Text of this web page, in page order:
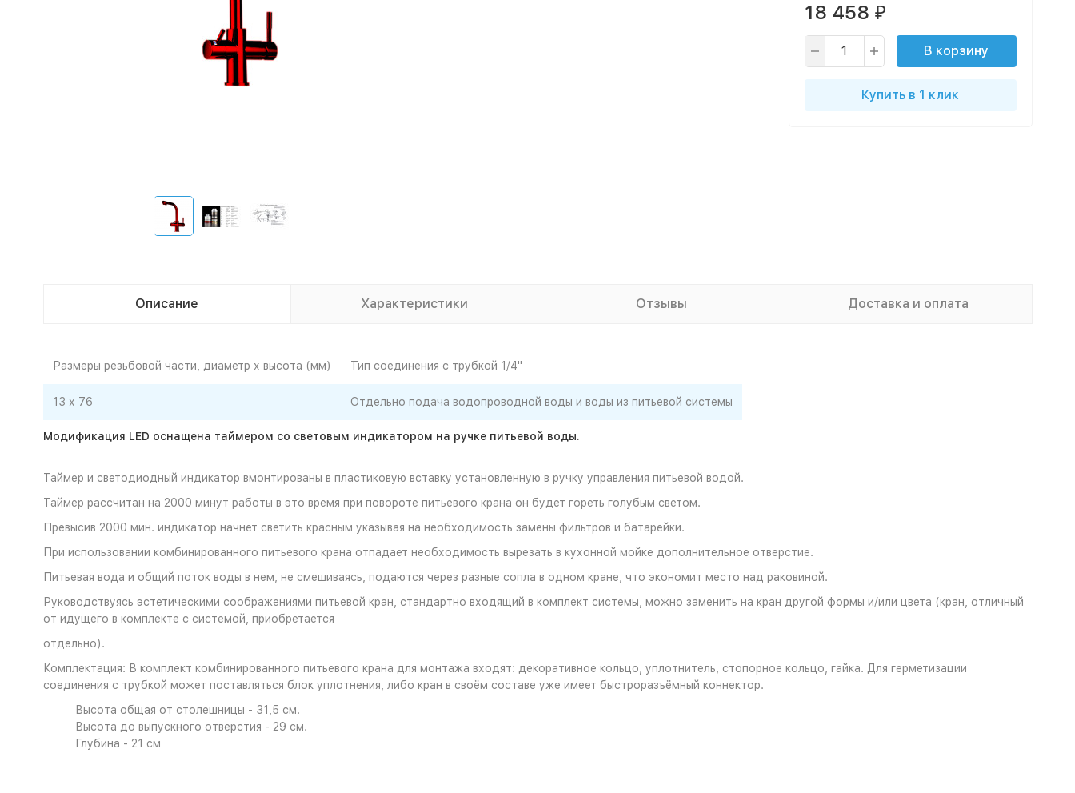
18 458 ₽
В корзину
Купить в 1 клик
Описание Характеристики Отзывы Доставка и оплата
Размеры резьбовой части, диаметр х высота (мм) Тип соединения с трубкой 1/4"
13 х 76 Отдельно подача водопроводной воды и воды из питьевой системы
Модификация LED оснащена таймером со световым индикатором на ручке питьевой воды.
Таймер и светодиодный индикатор вмонтированы в пластиковую вставку установленную в ручку управления питьевой водой.
Таймер рассчитан на 2000 минут работы в это время при повороте питьевого крана он будет гореть голубым светом.
Превысив 2000 мин. индикатор начнет светить красным указывая на необходимость замены фильтров и батарейки.
При использовании комбинированного питьевого крана отпадает необходимость вырезать в кухонной мойке дополнительное отверстие.
Питьевая вода и общий поток воды в нем, не смешиваясь, подаются через разные сопла в одном кране, что экономит место над раковиной.
Руководствуясь эстетическими соображениями питьевой кран, стандартно входящий в комплект системы, можно заменить на кран другой формы и/или цвета (кран, отличный
от идущего в комплекте с системой, приобретается
отдельно).
Комплектация: В комплект комбинированного питьевого крана для монтажа входят: декоративное кольцо, уплотнитель, стопорное кольцо, гайка. Для герметизации
соединения с трубкой может поставляться блок уплотнения, либо кран в своём составе уже имеет быстроразъёмный коннектор.
Высота общая от столешницы - 31,5 см.
Высота до выпускного отверстия - 29 см.
Глубина - 21 см